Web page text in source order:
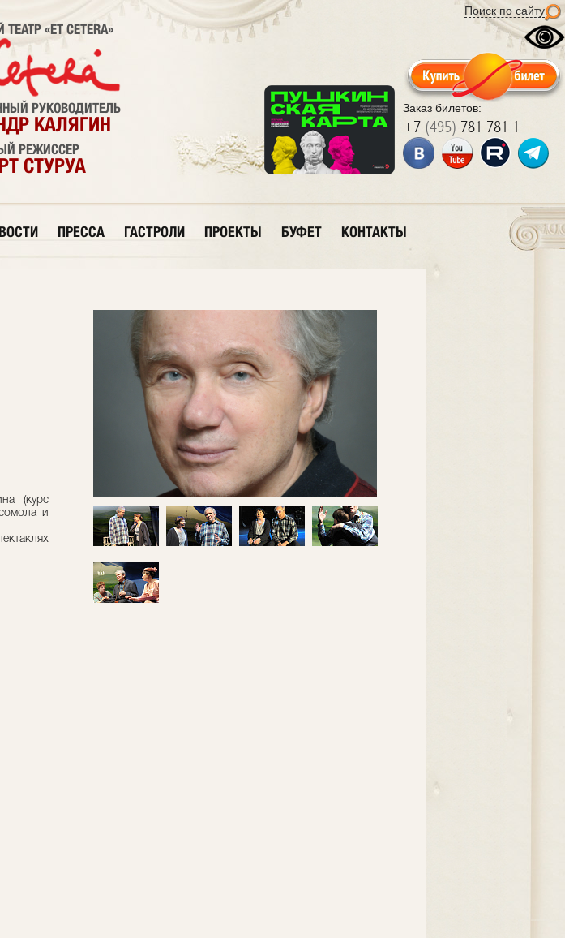
Поиск по сайту
Заказ билетов:
+7 (495) 781 781 1
«ET CETERA»
РУКОВОДИТЕЛЬ
КАЛЯГИН
РЕЖИССЕР
СТУРУА
ПРЕССА ГАСТРОЛИ ПРОЕКТЫ БУФЕТ КОНТАКТЫ
(курс
и